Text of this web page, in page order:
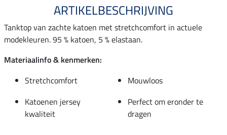
ARTIKELBESCHRIJVING
Tanktop van zachte katoen met stretchcomfort in actuele
modekleuren. 95 % katoen, 5 % elastaan.
Materiaalinfo & kenmerken:
Stretchcomfort
Mouwloos
Katoenen jersey
kwaliteit
Perfect om eronder te
dragen